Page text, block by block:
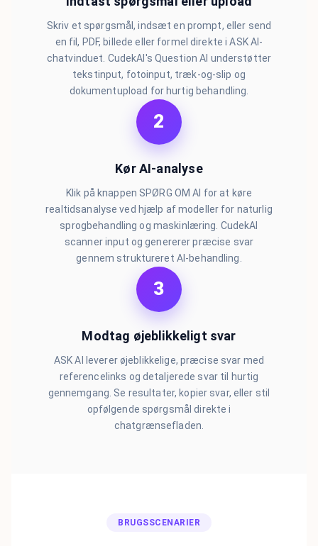
Skriv et spørgsmål, indsæt en prompt, eller send
en fil, PDF, billede eller formel direkte i ASK AI-
chatvinduet. CudekAI's Question AI understøtter
tekstinput, fotoinput, træk-og-slip og
dokumentupload for hurtig behandling.
2
Kør AI-analyse
Klik på knappen SPØRG OM AI for at køre
realtidsanalyse ved hjælp af modeller for naturlig
sprogbehandling og maskinlæring. CudekAI
scanner input og genererer præcise svar
gennem struktureret AI-behandling.
3
Modtag øjeblikkeligt svar
ASK AI leverer øjeblikkelige, præcise svar med
referencelinks og detaljerede svar til hurtig
gennemgang. Se resultater, kopier svar, eller stil
opfølgende spørgsmål direkte i
chatgrænsefladen.
BRUGSSCENARIER